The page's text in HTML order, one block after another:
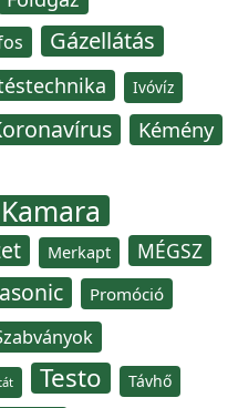
Gázellátás
Ivóvíz
Kémény
Merkapt MÉGSZ
Promóció
Testo Távhő